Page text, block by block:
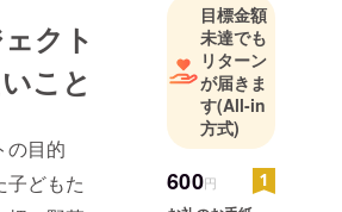
クト
こと
の目的
子どもた
目標金額
未達でも
リターン
が届きま
す(All-in
方式)
600円